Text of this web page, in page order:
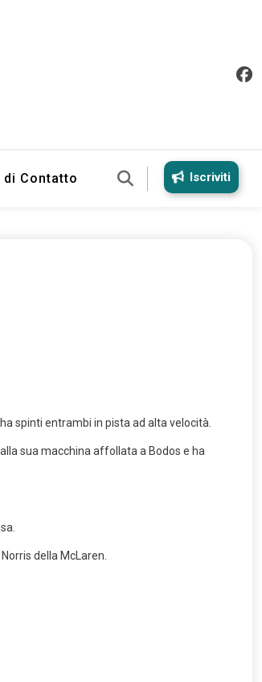
di Contatto Iscriviti
spinti entrambi in pista ad alta velocità.
sua macchina affollata a Bodos e ha
della McLaren.